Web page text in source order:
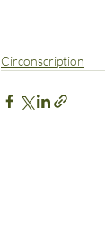
Circonscription